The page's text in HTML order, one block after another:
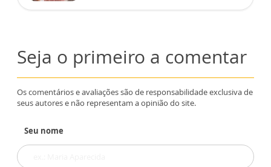
Seja o primeiro a comentar
Os comentários e avaliações são de responsabilidade exclusiva de
seus autores e não representam a opinião do site.
Seu nome